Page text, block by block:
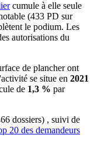
cumule à elle seule
(433 PD sur
le podium. Les
autorisations du
de plancher ont
se situe en 2021
de 1,3 % par
dossiers) , suivi de
20 des demandeurs